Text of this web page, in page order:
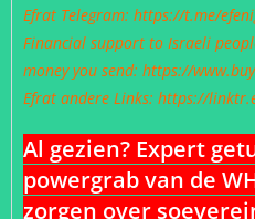
Efrat Telegram: https://t.me/
Financial support to Israeli
money you send: https://
Efrat andere Links: https://
Al gezien? Expert
powergrab van de
zorgen over